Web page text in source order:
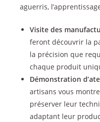
aguerris,
Visite des
feront découvrir la
la précision que
chaque produit
Démonstration
artisans vous
préserver leur
adaptant leur